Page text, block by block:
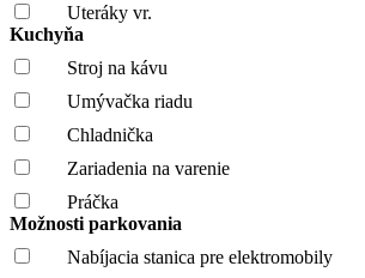
Uteráky vr.
Kuchyňa
Stroj na kávu
Umývačka riadu
Chladnička
Zariadenia na varenie
Práčka
Možnosti parkovania
Nabíjacia stanica pre elektromobily